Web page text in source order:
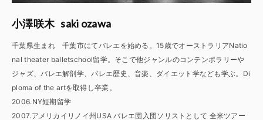
小澤咲木 saki ozawa
千葉県生まれ 千葉市にてバレエを始める。15歳でオーストラリアNatio
nal theater balletschool留学。そこで他ジャンルのコンテンポラリーや
ジャズ、バレエ解剖学、バレエ歴史、音楽、ダイエット学なども学ぶ。Di
ploma of the artを取得し卒業。
2006.NY短期留学
2007.アメリカイリノイ州USA バレエ団入団ソリストとして 全米ツアー